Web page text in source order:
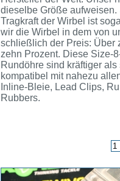
dieselbe Größe
Tragkraft der Wirbel ist
wir die Wirbel in dem von
schließlich der Preis: Über
zehn Prozent. Diese Size-
Rundöhre sind kräftiger
kompatibel mit nahezu
Inline-Bleie, Lead Clips,
Rubbers.